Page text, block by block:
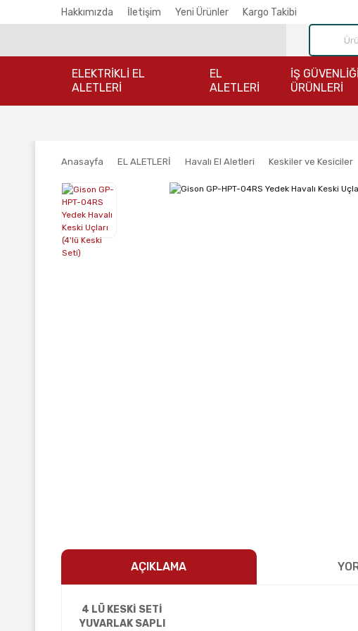
Hakkımızda İletişim Yeni Ürünler Kargo Takibi
ELEKTRİKLİ EL
ALETLERİ
EL
ALETLERİ
İŞ GÜVENLİĞİ
ÜRÜNLERİ
Anasayfa EL ALETLERİ Havalı El Aletleri Keskiler ve Kesiciler
AÇIKLAMA
4 LÜ KESKİ SETİ
YUVARLAK SAPLI